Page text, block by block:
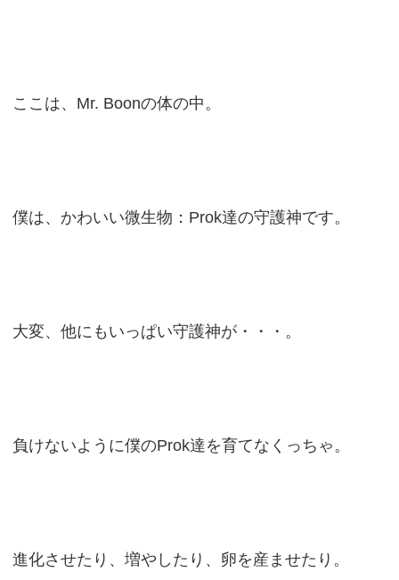
ここは、Mr. Boonの体の中。
僕は、かわいい微生物：Prok達の守護神です。
大変、他にもいっぱい守護神が・・・。
負けないように僕のProk達を育てなくっちゃ。
進化させたり、増やしたり、卵を産ませたり。